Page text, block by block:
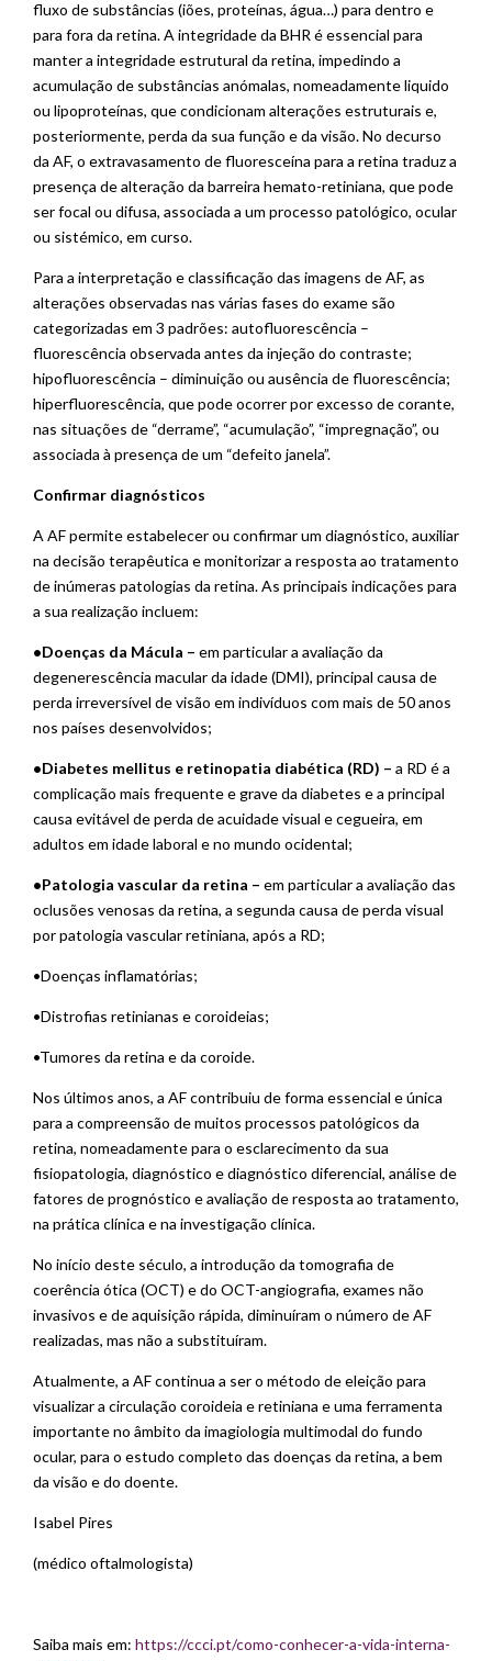
fluxo de substâncias (iões, proteínas, água…) para dentro e
para fora da retina. A integridade da BHR é essencial para
manter a integridade estrutural da retina, impedindo a
acumulação de substâncias anómalas, nomeadamente liquido
ou lipoproteínas, que condicionam alterações estruturais e,
posteriormente, perda da sua função e da visão. No decurso
da AF, o extravasamento de fluoresceína para a retina traduz a
presença de alteração da barreira hemato-retiniana, que pode
ser focal ou difusa, associada a um processo patológico, ocular
ou sistémico, em curso.
Para a interpretação e classificação das imagens de AF, as
alterações observadas nas várias fases do exame são
categorizadas em 3 padrões: autofluorescência –
fluorescência observada antes da injeção do contraste;
hipofluorescência – diminuição ou ausência de fluorescência;
hiperfluorescência, que pode ocorrer por excesso de corante,
nas situações de “derrame”, “acumulação”, “impregnação”, ou
associada à presença de um “defeito janela”.
Confirmar diagnósticos
A AF permite estabelecer ou confirmar um diagnóstico, auxiliar
na decisão terapêutica e monitorizar a resposta ao tratamento
de inúmeras patologias da retina. As principais indicações para
a sua realização incluem:
•Doenças da Mácula – em particular a avaliação da
degenerescência macular da idade (DMI), principal causa de
perda irreversível de visão em indivíduos com mais de 50 anos
nos países desenvolvidos;
•Diabetes mellitus e retinopatia diabética (RD) – a RD é a
complicação mais frequente e grave da diabetes e a principal
causa evitável de perda de acuidade visual e cegueira, em
adultos em idade laboral e no mundo ocidental;
•Patologia vascular da retina – em particular a avaliação das
oclusões venosas da retina, a segunda causa de perda visual
por patologia vascular retiniana, após a RD;
•Doenças inflamatórias;
•Distrofias retinianas e coroideias;
•Tumores da retina e da coroide.
Nos últimos anos, a AF contribuiu de forma essencial e única
para a compreensão de muitos processos patológicos da
retina, nomeadamente para o esclarecimento da sua
fisiopatologia, diagnóstico e diagnóstico diferencial, análise de
fatores de prognóstico e avaliação de resposta ao tratamento,
na prática clínica e na investigação clínica.
No início deste século, a introdução da tomografia de
coerência ótica (OCT) e do OCT-angiografia, exames não
invasivos e de aquisição rápida, diminuíram o número de AF
realizadas, mas não a substituíram.
Atualmente, a AF continua a ser o método de eleição para
visualizar a circulação coroideia e retiniana e uma ferramenta
importante no âmbito da imagiologia multimodal do fundo
ocular, para o estudo completo das doenças da retina, a bem
da visão e do doente.
Isabel Pires
(médico oftalmologista)
Saiba mais em: https://ccci.pt/como-conhecer-a-vida-interna-